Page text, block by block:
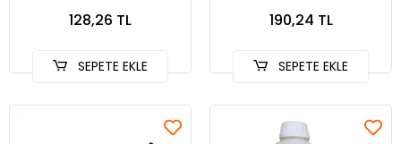
128,26 TL
SEPETE EKLE
190,24 TL
SEPETE EKLE